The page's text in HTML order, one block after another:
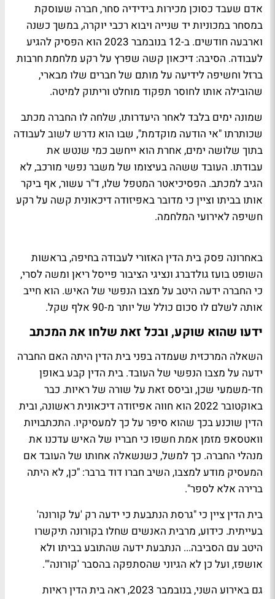
אדם שעבד כסוכן מכירות בידידיה סחר, חברה שעוסקת
במסחר במכוניות יד שנייה ויבוא רכבי יוקרה, במשך כשנה
וארבעה חודשים. ב-12 בנובמבר 2023 הוא הפסיק להגיע
לעבודה. הסיבה: דיכאון קשה שפרץ על רקע מלחמת חרבות
ברזל וחשיפה לידיעה על מותם של חברים שלו מבארי,
שהובילה אותו לחוסר תפקוד מוחלט וריתוק למיטה.
שמונה ימים בלבד לאחר היעדרותו, שלחה לו החברה מכתב
שכותרתו "אי הודעה מוקדמת", שבו הוא נדרש לשוב לעבודה
בתוך שלושה ימים, אחרת הוא ייחשב כמי שנטש את
עבודתו. העובד ששהה בעיצומו של משבר נפשי מורכב, לא
הגיב למכתב. הפסיכיאטר המטפל שלו, ד"ר עשור, אף ביקר
אותו בביתו וציין כי מדובר באפיזודה דיכאונית קשה על רקע
חשיפה לאירועי המלחמה.
באחרונה פסק בית הדין האזורי לעבודה בחיפה, בראשות
השופט בועז גולדברג ונציגי הציבור פייסל ריאן ומשה לסרי,
כי החברה ידעה היטב על מצבו הנפשי של האיש. הוא חייב
אותה לשלם לו סכום כולל של יותר מ-90 אלף שקל.
ידעו שהוא שוקע, ובכל זאת שלחו את המכתב
השאלה המרכזית שעמדה בפני בית הדין היתה האם החברה
ידעה על מצבו הנפשי של העובד. בית הדין קבע באופן
חד-משמעי שכן, וביסס זאת על שורה של ראיות. כבר
באוקטובר 2022 הוא חווה אפיזודה דיכאונית ראשונה, ובית
הדין שוכנע בכך שהוא סיפר על כך למעסיקיו. התכתבויות
וואטסאפ מזמן אמת חשפו כי חבריו של האיש עדכנו את
מנהלי החברה. כך למשל, כשנשאלה אחותו של העובד אם
המעסיק מודע למצבו, השיב חברו דוד ברבר: "כן, לא היתה
ברירה אלא לספר".
בית הדין ציין כי "גרסת הנתבעת כי ידעה רק 'על קורונה'
בעייתית. כידוע, מרבית האנשים שחלו בקורונה תיקשרו
היטב עם הסביבה... הנתבעת ידעה שהתובע בביתו ולא
אושפז, ועל כן לא הגיוני שהסתפקה בהסבר 'קורונה'".
גם באירוע השני, בנובמבר 2023, ראה בית הדין ראיות